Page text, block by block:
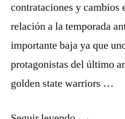
contrataciones y cambios
relación a la temporada
importante baja ya que
protagonistas del último
golden state warriors …